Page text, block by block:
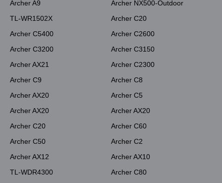
Archer A9
Archer NX500-Outdoor
TL-WR1502X
Archer C20
Archer C5400
Archer C2600
Archer C3200
Archer C3150
Archer AX21
Archer C2300
Archer C9
Archer C8
Archer AX20
Archer C5
Archer AX20
Archer AX20
Archer C20
Archer C60
Archer C50
Archer C2
Archer AX12
Archer AX10
TL-WDR4300
Archer C80